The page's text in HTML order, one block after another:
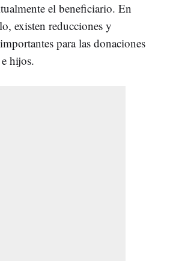
el beneficiario. En
existen reducciones y
para las donaciones
hijos.